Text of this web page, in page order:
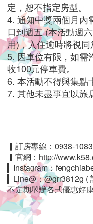
的
租
屋
处
所。
定，恕不指定房型。
4. 通知中獎兩個月內
日到週五 (本活動週
用)，入住逾時將視
5. 因車位有限，如需
收100元停車費。
6. 本活動不得與集點
7. 其他未盡事宜以旅
▎訂房專線：0938-
▎官網：http://
▎Instagram：
▎Line@：@grr3812g (
不定期舉辦各式優惠好